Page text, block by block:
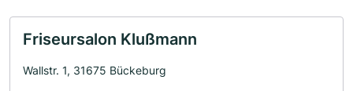
Friseursalon Klußmann
Wallstr. 1, 31675 Bückeburg